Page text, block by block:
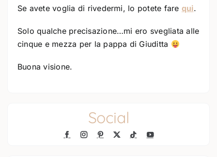
Se avete voglia di rivedermi, lo potete fare qui.
Solo qualche precisazione…mi ero svegliata alle
cinque e mezza per la pappa di Giuditta
Buona visione.
Social